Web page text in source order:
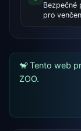
Bezpečné
pro
🐒 Tento web
ZOO.